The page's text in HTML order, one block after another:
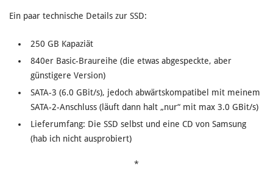
Ein paar technische Details zur SSD:
250 GB Kapaziät
840er Basic-Braureihe (die etwas abgespeckte, aber
günstigere Version)
SATA-3 (6.0 GBit/s), jedoch abwärtskompatibel mit meinem
SATA-2-Anschluss (läuft dann halt „nur“ mit max 3.0 GBit/s)
Lieferumfang: Die SSD selbst und eine CD von Samsung
(hab ich nicht ausprobiert)
*